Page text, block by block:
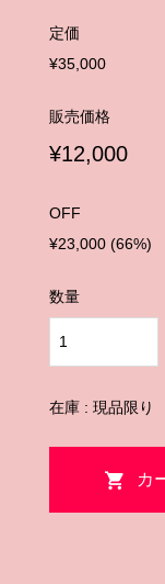
定価
¥35,000
販売価格
¥12,000
OFF
¥23,000 (66%)
数量
在庫 : 現品限り